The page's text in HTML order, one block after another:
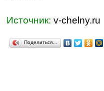
Источник: v-chelny.ru
Поделиться…